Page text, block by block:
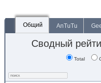
Общий AnTuTu
Сводный
Total